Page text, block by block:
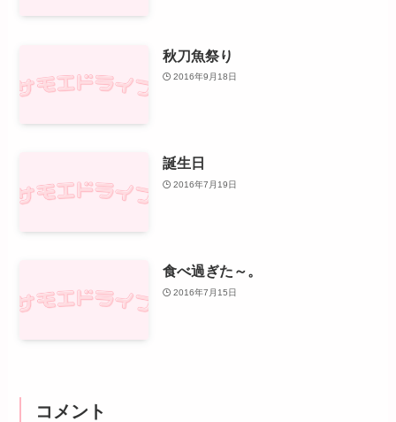
秋刀魚祭り
2016年9月18日
誕生日
2016年7月19日
食べ過ぎた～。
2016年7月15日
コメント